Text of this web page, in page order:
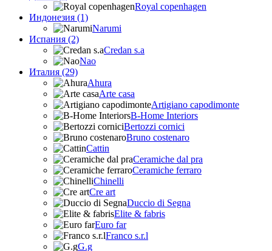
Royal copenhagen
Индонезия (1)
Narumi
Испания (2)
Credan s.a
Nao
Италия (29)
Ahura
Arte casa
Artigiano capodimonte
B-Home Interiors
Bertozzi cornici
Bruno costenaro
Cattin
Ceramiche dal pra
Ceramiche ferraro
Chinelli
Cre art
Duccio di Segna
Elite & fabris
Euro far
Franco s.r.l
G.g